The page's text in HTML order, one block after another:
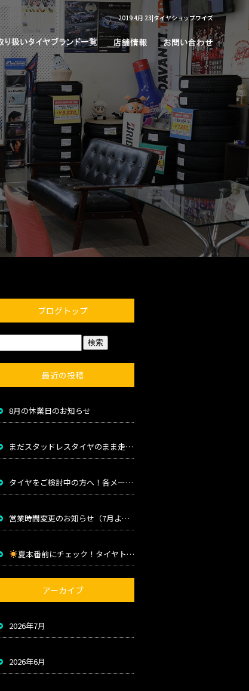
2019 4月 23|タイヤショップワイズ
ブログトップ
最近の投稿
8月の休業日のお知らせ
まだスタッドレスタイヤのまま走っていませんか？
タイヤをご検討中の方へ！各メーカー値上げのお知らせ
営業時間変更のお知らせ（7月より）
夏本番前にチェック！タイヤトラブルを防ぐためのポイント
アーカイブ
2026年7月
2026年6月